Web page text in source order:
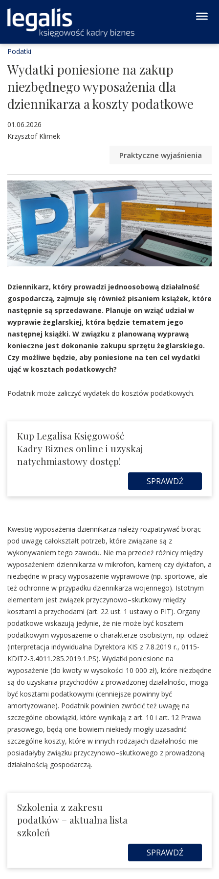
Podatki
Wydatki poniesione na zakup
niezbędnego wyposażenia dla
dziennikarza a koszty podatkowe
01.06.2026
Krzysztof Klimek
Praktyczne wyjaśnienia
Dziennikarz, który prowadzi jednoosobową działalność
gospodarczą, zajmuje się również pisaniem książek, które
następnie są sprzedawane. Planuje on wziąć udział w
wyprawie żeglarskiej, która będzie tematem jego
następnej książki. W związku z planowaną wyprawą
konieczne jest dokonanie zakupu sprzętu żeglarskiego.
Czy możliwe będzie, aby poniesione na ten cel wydatki
ująć w kosztach podatkowych?
Podatnik może zaliczyć wydatek do kosztów podatkowych.
Kup Legalisa Księgowość
Kadry Biznes online i uzyskaj
natychmiastowy dostęp!
SPRAWDŹ
Kwestię wyposażenia dziennikarza należy rozpatrywać biorąc
pod uwagę całokształt potrzeb, które związane są z
wykonywaniem tego zawodu. Nie ma przecież różnicy między
wyposażeniem dziennikarza w mikrofon, kamerę czy dyktafon, a
niezbędne w pracy wyposażenie wyprawowe (np. sportowe, ale
też ochronne w przypadku dziennikarza wojennego). Istotnym
elementem jest związek przyczynowo–skutkowy między
kosztami a przychodami (art. 22 ust. 1 ustawy o PIT). Organy
podatkowe wskazują jedynie, że nie może być kosztem
podatkowym wyposażenie o charakterze osobistym, np. odzież
(interpretacja indywidualna Dyrektora KIS z 7.8.2019 r., 0115-
KDIT2-3.4011.285.2019.1.PS). Wydatki poniesione na
wyposażenie (do kwoty w wysokości 10 000 zł), które niezbędne
są do uzyskania przychodów z prowadzonej działalności, mogą
być kosztami podatkowymi (cenniejsze powinny być
amortyzowane). Podatnik powinien zwrócić też uwagę na
szczególne obowiązki, które wynikają z art. 10 i art. 12 Prawa
prasowego, będą one bowiem niekiedy mogły uzasadnić
szczególne koszty, które w innych rodzajach działalności nie
posiadałyby związku przyczynowo–skutkowego z prowadzoną
działalnością gospodarczą.
Szkolenia z zakresu
podatków – aktualna lista
szkoleń
SPRAWDŹ